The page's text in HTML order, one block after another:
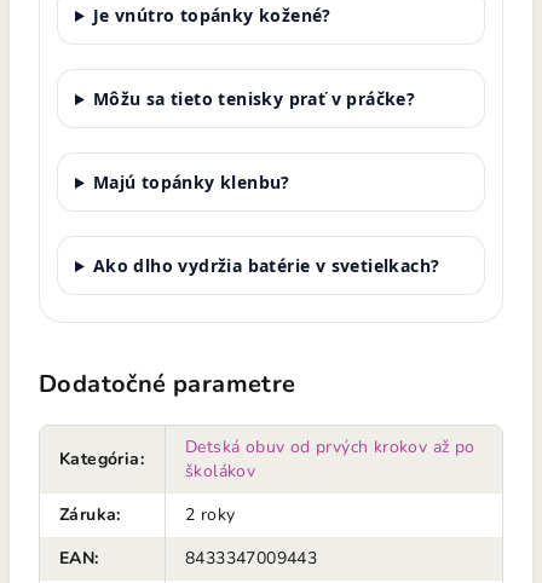
Je vnútro topánky kožené?
Môžu sa tieto tenisky prať v práčke?
Majú topánky klenbu?
Ako dlho vydržia batérie v svetielkach?
Dodatočné parametre
Kategória:
Detská obuv od prvých krokov až po
školákov
Záruka:
2 roky
EAN:
8433347009443